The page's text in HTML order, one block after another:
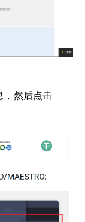
然后点击